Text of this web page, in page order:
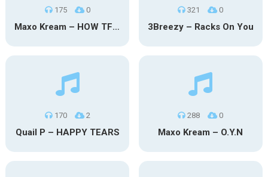
175 0
Maxo Kream – HOW TF I’M LUCKY
321 0
3Breezy – Racks On You
170 2
Quail P – HAPPY TEARS
288 0
Maxo Kream – O.Y.N